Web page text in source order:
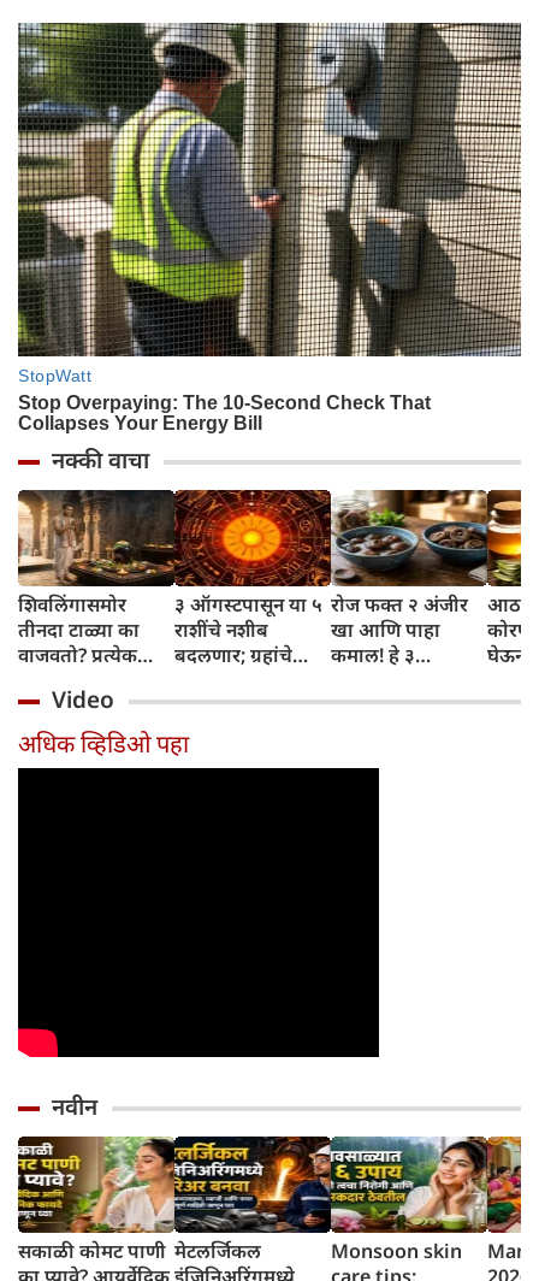
नक्की वाचा
शिवलिंगासमोर
तीनदा टाळ्या का
वाजवतो? प्रत्येक
जाणून घ्या
३ ऑगस्टपासून या ५
राशींचे नशीब
बदलणार; ग्रहांचे
संपतील आणि शुभ
दिवसांची सुरुवात
होईल
रोज फक्त २ अंजीर
खा आणि पाहा
कमाल! हे ३
तुम्हाला ठाऊक
घेऊन
Video
अधिक व्हिडिओ पहा
नवीन
सकाळी कोमट पाणी मेटलर्जिकल
Monsoon skin